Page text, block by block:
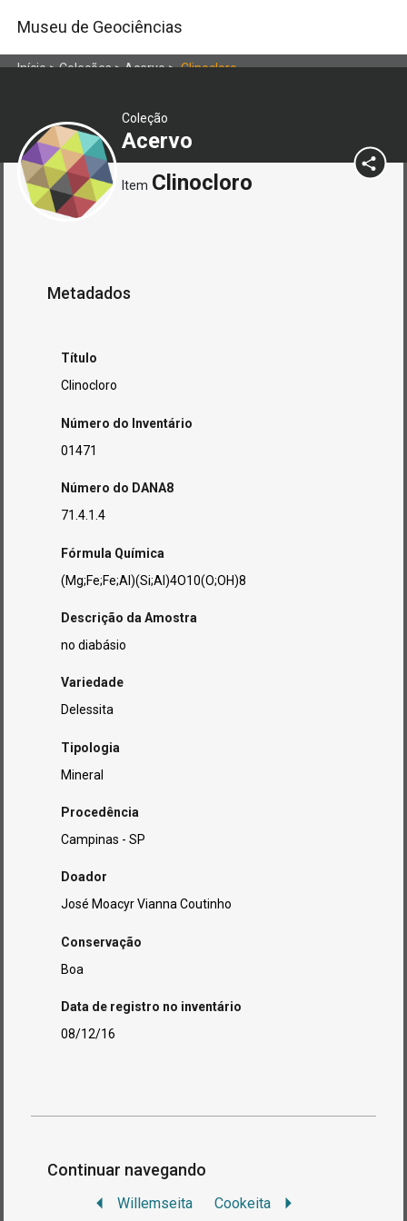
Museu de Geociências
Início>Coleções>Acervo>Clinocloro
Coleção
Acervo
Item Clinocloro
Metadados
Título
Clinocloro
Número do Inventário
01471
Número do DANA8
71.4.1.4
Fórmula Química
(Mg;Fe;Fe;Al)(Si;Al)4O10(O;OH)8
Descrição da Amostra
no diabásio
Variedade
Delessita
Tipologia
Mineral
Procedência
Campinas - SP
Doador
José Moacyr Vianna Coutinho
Conservação
Boa
Data de registro no inventário
08/12/16
Continuar navegando
Willemseita Cookeita